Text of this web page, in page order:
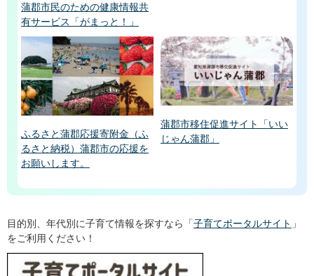
蒲郡市民のための健康情報共
有サービス「がまっと！」
ふるさと蒲郡応援寄附金（ふ
るさと納税）蒲郡市の応援を
お願いします。
蒲郡市移住促進サイト「いい
じゃん蒲郡」
目的別、年代別に子育て情報を探すなら「子育てポータルサイト 」
をご利用ください！